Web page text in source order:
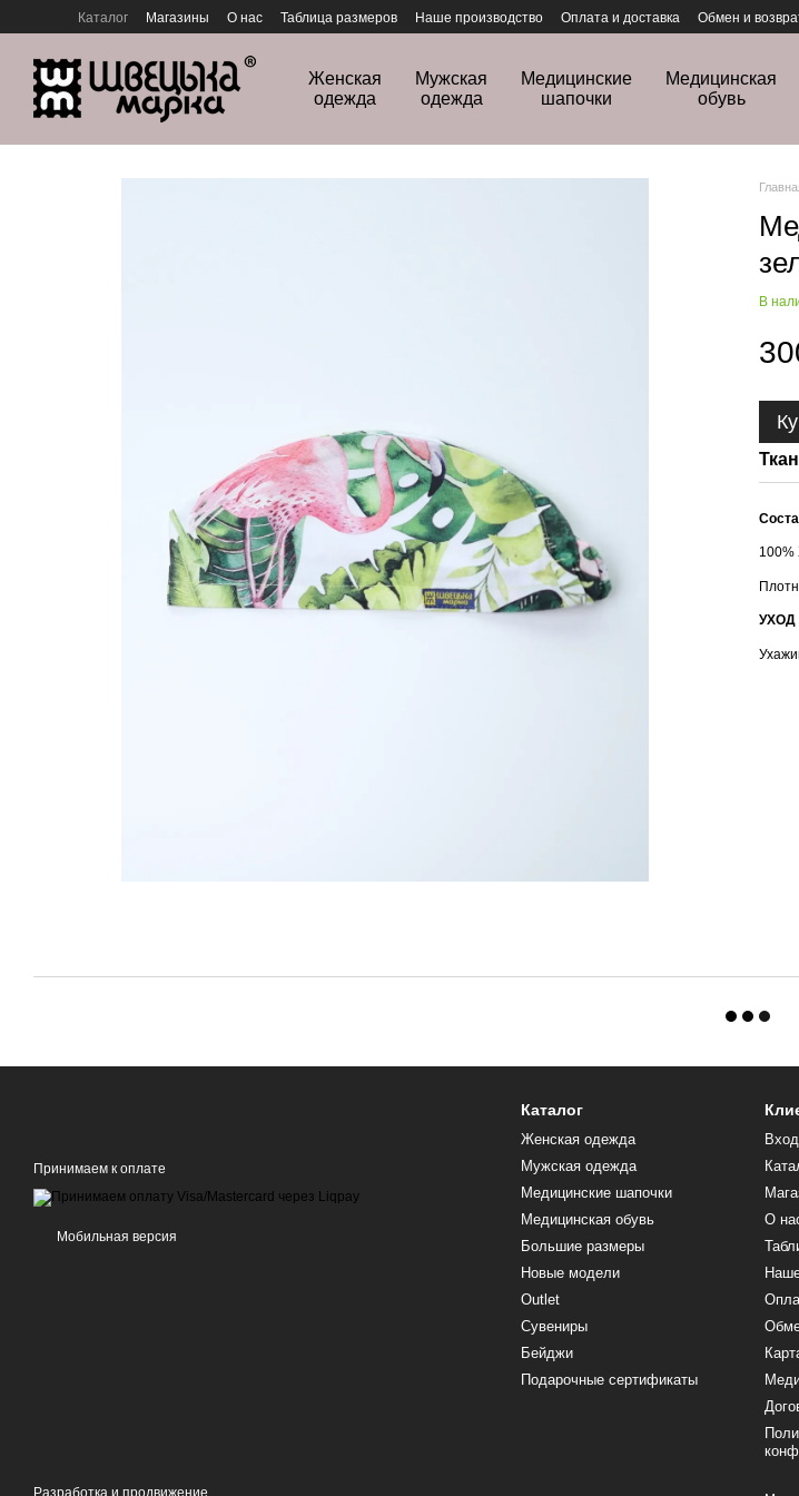
Перейти к основному контенту
Каталог Магазины О нас Таблица размеров Наше производство Оплата и доставка Обмен и
Женская
одежда
Мужская
одежда
Медицинские
шапочки
Медицинская
обувь
В
100%
УХОД
Принимаем к оплате
Мобильная версия
Разработка и продвижение
Каталог
Женская одежда
Мужская одежда
Медицинские шапочки
Медицинская обувь
Большие размеры
Новые модели
Outlet
Сувениры
Бейджи
Подарочные сертификаты
О